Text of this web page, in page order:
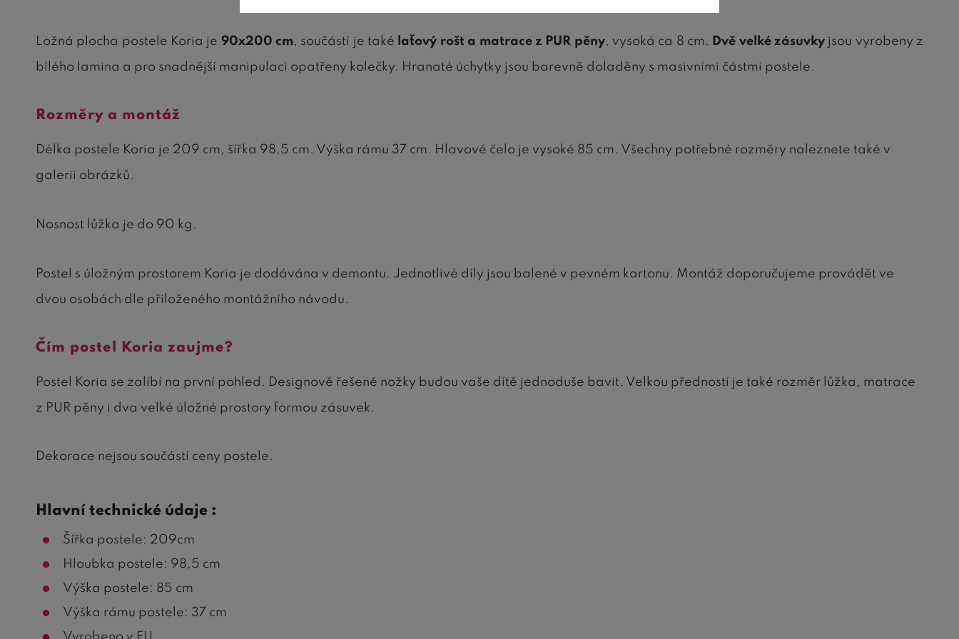
Ložná plocha postele Koria je 90x200 cm, součástí je také laťový rošt a matrace z PUR pěny, vysoká ca 8 cm. Dvě velké zásuvky jsou vyrobeny z
bílého lamina a pro snadnější manipulaci opatřeny kolečky. Hranaté úchytky jsou barevně doladěny s masivními částmi postele.
Rozměry a montáž
Délka postele Koria je 209 cm, šířka 98,5 cm. Výška rámu 37 cm. Hlavové čelo je vysoké 85 cm. Všechny potřebné rozměry naleznete také v
galerii obrázků.
Nosnost lůžka je do 90 kg.
Postel s úložným prostorem Koria je dodávána v demontu. Jednotlivé díly jsou balené v pevném kartonu. Montáž doporučujeme provádět ve
dvou osobách dle přiloženého montážního návodu.
Čím postel Koria zaujme?
Postel Koria se zalíbí na první pohled. Designově řešené nožky budou vaše dítě jednoduše bavit. Velkou předností je také rozměr lůžka, matrace
z PUR pěny i dva velké úložné prostory formou zásuvek.
Dekorace nejsou součástí ceny postele.
Hlavní technické údaje :
Šířka postele: 209cm
Hloubka postele: 98,5 cm
Výška postele: 85 cm
Výška rámu postele: 37 cm